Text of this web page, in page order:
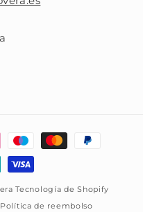
Tecnología de Shopify
Política de reembolso